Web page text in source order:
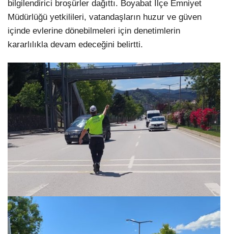
bilgilendirici broşürler dağıttı. Boyabat İlçe Emniyet
Müdürlüğü yetkilileri, vatandaşların huzur ve güven
içinde evlerine dönebilmeleri için denetimlerin
kararlılıkla devam edeceğini belirtti.